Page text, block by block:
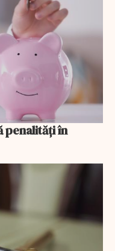
penalități în